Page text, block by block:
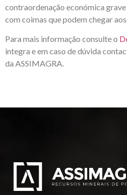
contraordenação económica
com coimas que podem chegar
Para mais informação consulte o
integra e em caso de dúvida
da ASSIMAGRA.